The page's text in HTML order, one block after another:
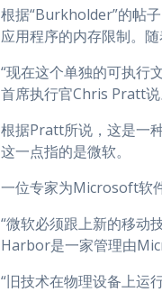
根据“Burkholder”的帖
应用程序的内存限制。
“现在这个单独的可执行
首席执行官Chris Pratt说
根据Pratt所说，这是一
这一点指的是微软。
一位专家为Microsoft软
“微软必须跟上新的移
Harbor是一家管理由
“旧技术在物理设备上运